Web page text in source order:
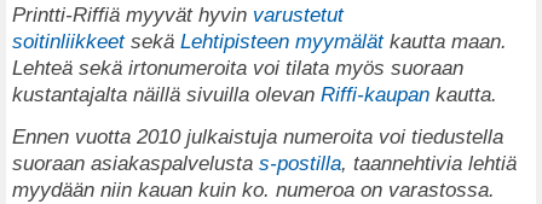
Printti-Riffiä myyvät hyvin varustetut
soitinliikkeet sekä Lehtipisteen myymälätkautta maan.
Lehteä sekä irtonumeroita voi tilata myös suoraan
kustantajalta näillä sivuilla olevan Riffi-kaupan kautta.
Ennen vuotta 2010 julkaistuja numeroita voi tiedustella
suoraan asiakaspalvelusta s-postilla, taannehtivia lehtiä
myydään niin kauan kuin ko. numeroa on varastossa.